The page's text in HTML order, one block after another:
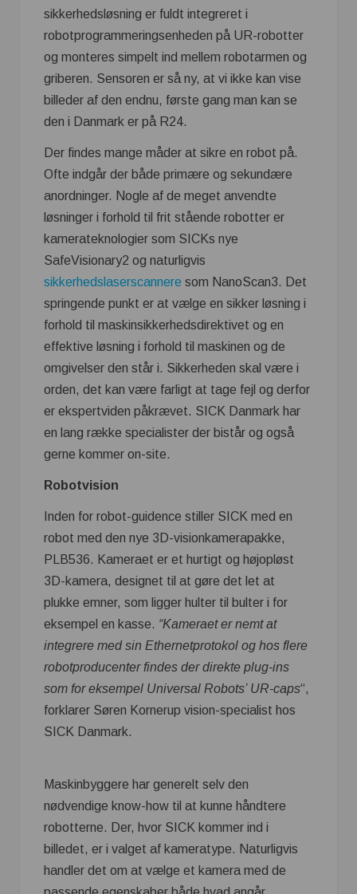
sikkerhedsløsning er fuldt integreret i
robotprogrammeringsenheden på UR-robotter
og monteres simpelt ind mellem robotarmen og
griberen. Sensoren er så ny, at vi ikke kan vise
billeder af den endnu, første gang man kan se
den i Danmark er på R24.
Der findes mange måder at sikre en robot på.
Ofte indgår der både primære og sekundære
anordninger. Nogle af de meget anvendte
løsninger i forhold til frit stående robotter er
kamerateknologier som SICKs nye
SafeVisionary2 og naturligvis
sikkerhedslaserscannere som NanoScan3. Det
springende punkt er at vælge en sikker løsning i
forhold til maskinsikkerhedsdirektivet og en
effektive løsning i forhold til maskinen og de
omgivelser den står i. Sikkerheden skal være i
orden, det kan være farligt at tage fejl og derfor
er ekspertviden påkrævet. SICK Danmark har
en lang række specialister der bistår og også
gerne kommer on-site.
Robotvision
Inden for robot-guidence stiller SICK med en
robot med den nye 3D-visionkamerapakke,
PLB536. Kameraet er et hurtigt og højopløst
3D-kamera, designet til at gøre det let at
plukke emner, som ligger hulter til bulter i for
eksempel en kasse. “Kameraet er nemt at
integrere med sin Ethernetprotokol og hos flere
robotproducenter findes der direkte plug-ins
som for eksempel Universal Robots’ UR-caps“,
forklarer Søren Kornerup vision-specialist hos
SICK Danmark.
Maskinbyggere har generelt selv den
nødvendige know-how til at kunne håndtere
robotterne. Der, hvor SICK kommer ind i
billedet, er i valget af kameratype. Naturligvis
handler det om at vælge et kamera med de